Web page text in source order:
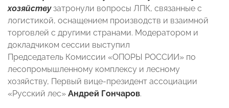
хозяйствузатронули вопросы ЛПК, связанные с
логистикой, оснащением производств и взаимной
торговлей с другими странами. Модератором и
докладчиком сессии выступил
Председатель Комиссии «ОПОРЫ РОССИИ» по
лесопромышленному комплексу и лесному
хозяйству, Первый вице-президент ассоциации
«Русский лес» Андрей Гончаров.